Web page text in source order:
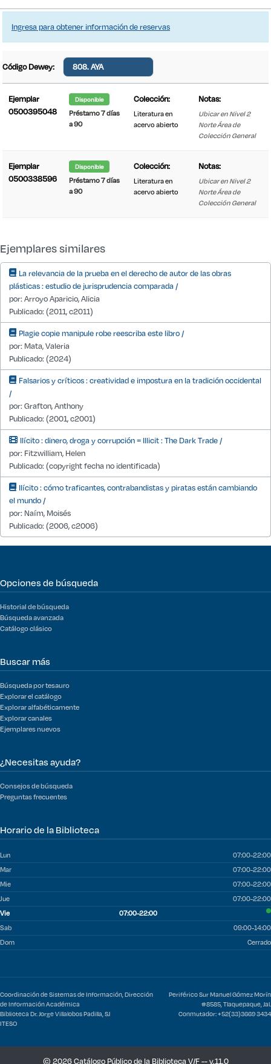
Ingresa para obtener información de reservas
Código Dewey: 808. AYA
Ejemplar
0500395048
Disponible
Préstamo 7 días
a 90
Colección:
Literatura en
acervo abierto
Notas:
Ubicar en Nivel 2
Norte Área de
Colección General
Ejemplar
0500338596
Disponible
Préstamo 7 días
a 90
Colección:
Literatura en
acervo abierto
Notas:
Ubicar en Nivel 2
Norte Área de
Colección General
Ejemplares similares
La relevancia de la prueba en el derecho de autor de las obras
plásticas : estudio de jurisprudencia comparada /
por: Arroyo Aparicio, Alicia
Publicado: (2011, c2011)
Plagie copie manipule robe reescriba este libro /
por: Mata, Valeria
Publicado: (2024)
Falsarios y críticos : creatividad e impostura en la tradición occidental
/
por: Grafton, Anthony
Publicado: (2001, c2001)
Ilícito : dinero, droga y corrupción = Illicit : The Dark Trade /
por: Fitzwilliam, Helen
Publicado: (copyright fecha no identificada)
Ilícito : cómo traficantes, contrabandistas y piratas están cambiando
el mundo /
por: Naím, Moisés
Publicado: (2006, c2006)
Opciones de búsqueda
Historial de búsqueda
Búsqueda avanzada
Catálogo clásico
Buscar más
Búsqueda por tesauro
Explorar el catálogo
Explorar alfabéticamente
Explorar canales
Ejemplares nuevos
¿Necesitas ayuda?
Consejos de búsqueda
Preguntas frecuentes
Horario de la Biblioteca
Lun
07:00-22:00
Mar
07:00-22:00
Mie
07:00-22:00
Jue
07:00-22:00
Vie
07:00-22:00
Sab
09:00-14:00
Dom
Cerrado
Coordinación de Sistemas de Información, Dirección
de Información Académica
Biblioteca Dr. Jorge Villalobos Padilla, SJ
ITESO
Periférico Sur Manuel Gómez Morín
#8585, Tlaquepaque, Jal.
Conmutador: +52(33)3669 3434
© 2026 Catálogo Público de la Biblioteca V/F -- v.11.0